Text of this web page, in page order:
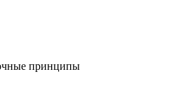
принципы